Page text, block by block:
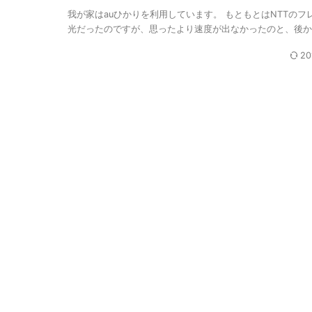
我が家はauひかりを利用しています。 もともとはNTTのフ
光だったのですが、思ったより速度が出なかったのと、後